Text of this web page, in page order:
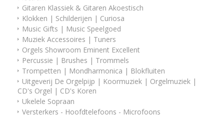
Gitaren Klassiek & Gitaren Akoestisch
Klokken | Schilderijen | Curiosa
Music Gifts | Music Speelgoed
Muziek Accessoires | Tuners
Orgels Showroom Eminent Excellent
Percussie | Brushes | Trommels
Trompetten | Mondharmonica | Blokfluiten
Uitgeverij De Orgelpijp | Koormuziek | Orgelmuziek |
CD's Orgel | CD's Koren
Ukelele Sopraan
Versterkers - Hoofdtelefoons - Microfoons